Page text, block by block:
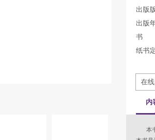
出版
出版
书 号
纸书
在
内
本书